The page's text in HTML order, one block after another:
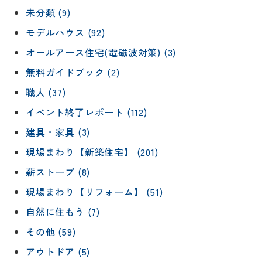
未分類 (9)
モデルハウス (92)
オールアース住宅(電磁波対策) (3)
無料ガイドブック (2)
職人 (37)
イベント終了レポート (112)
建具・家具 (3)
現場まわり【新築住宅】 (201)
薪ストーブ (8)
現場まわり【リフォーム】 (51)
自然に住もう (7)
その他 (59)
アウトドア (5)